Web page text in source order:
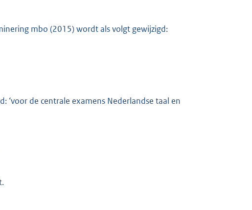
K
mbo (2015) wordt als volgt gewijzigd:
‘voor de centrale examens Nederlandse taal en